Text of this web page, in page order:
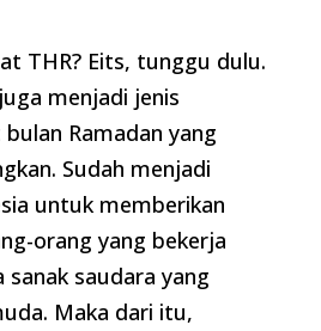
THR? Eits, tunggu dulu.
menjadi jenis
Ramadan yang
Sudah menjadi
untuk memberikan
orang yang bekerja
saudara yang
Maka dari itu,